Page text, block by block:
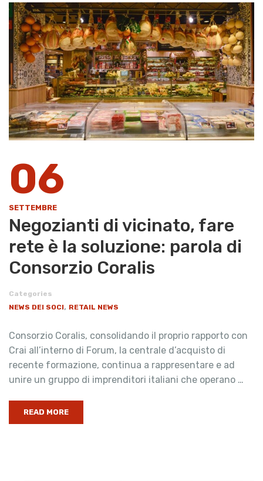
06
SETTEMBRE
Negozianti di vicinato, fare
rete è la soluzione: parola di
Consorzio Coralis
Categories
NEWS DEI SOCI, RETAIL NEWS
Consorzio Coralis, consolidando il proprio rapporto con
Crai all’interno di Forum, la centrale d’acquisto di
recente formazione, continua a rappresentare e ad
unire un gruppo di imprenditori italiani che operano …
READ MORE